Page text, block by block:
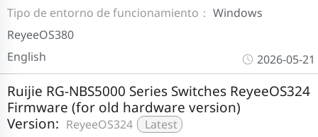
Tipo de entorno de funcionamiento： Windows
ReyeeOS380
English
2026-05-21
Ruijie RG-NBS5000 Series Switches ReyeeOS324
Firmware (for old hardware version)
Version: ReyeeOS324
Latest